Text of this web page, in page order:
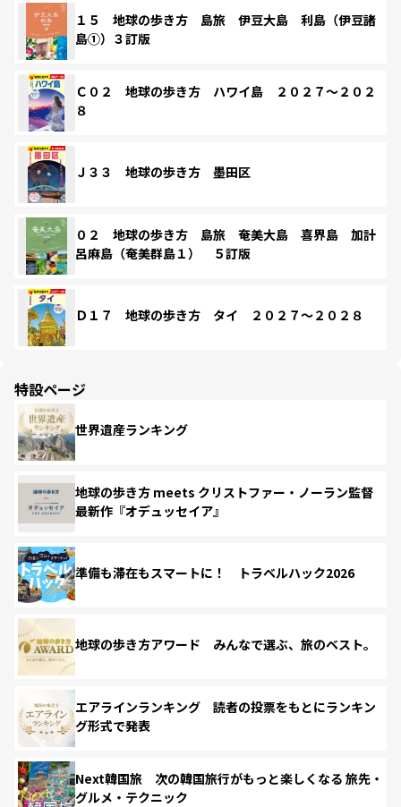
１５ 地球の歩き方 島旅 伊豆大島 利島（伊豆諸
島①）３訂版
Ｃ０２ 地球の歩き方 ハワイ島 ２０２７～２０２
８
Ｊ３３ 地球の歩き方 墨田区
０２ 地球の歩き方 島旅 奄美大島 喜界島 加計
呂麻島（奄美群島１） ５訂版
Ｄ１７ 地球の歩き方 タイ ２０２７～２０２８
特設ページ
世界遺産ランキング
地球の歩き方 meets クリストファー・ノーラン監督
最新作『オデュッセイア』
準備も滞在もスマートに！ トラベルハック2026
地球の歩き方アワード みんなで選ぶ、旅のベスト。
エアラインランキング 読者の投票をもとにランキン
グ形式で発表
Next韓国旅 次の韓国旅行がもっと楽しくなる 旅先・
グルメ・テクニック